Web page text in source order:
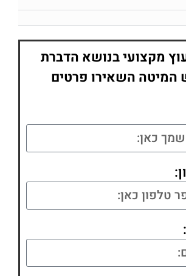
מקצועי בנושא הדברת
השאירו פרטים